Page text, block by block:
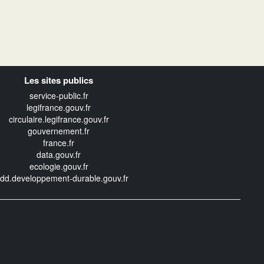
Les sites publics
service-public.fr
legifrance.gouv.fr
circulaire.legifrance.gouv.fr
gouvernement.fr
france.fr
data.gouv.fr
ecologie.gouv.fr
durable.gouv.fr